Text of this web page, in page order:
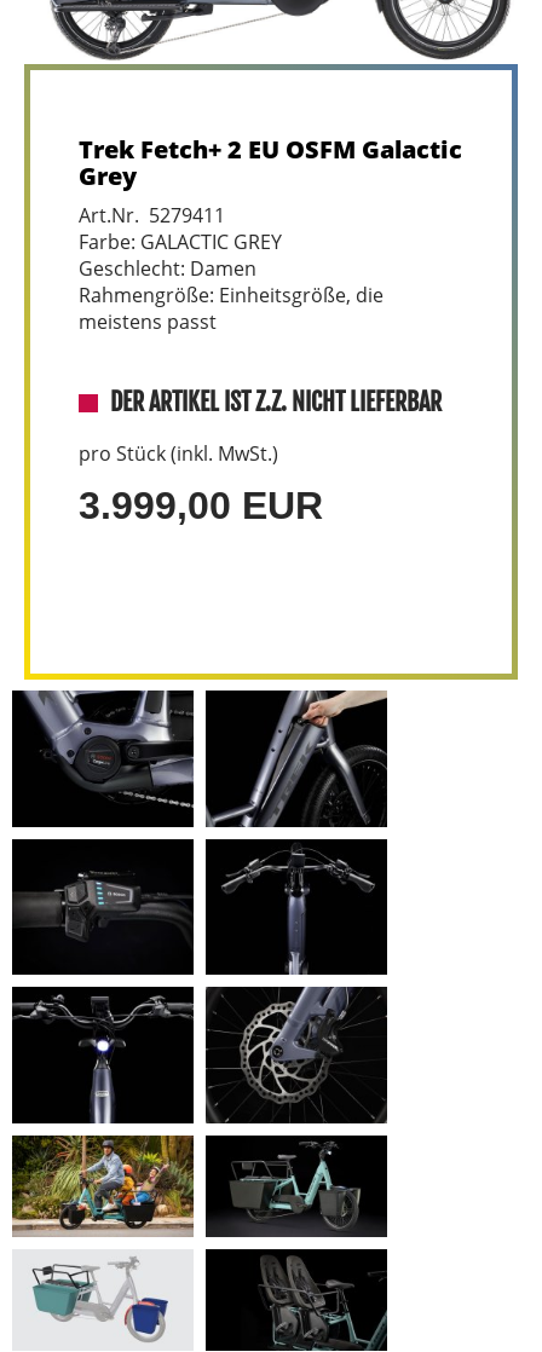
Trek Fetch+ 2 EU OSFM Galactic
Grey
Art.Nr. 5279411
Farbe: GALACTIC GREY
Geschlecht: Damen
Rahmengröße: Einheitsgröße, die
meistens passt
DER ARTIKEL IST Z.Z. NICHT LIEFERBAR
pro Stück (inkl. MwSt.)
3.999,00 EUR